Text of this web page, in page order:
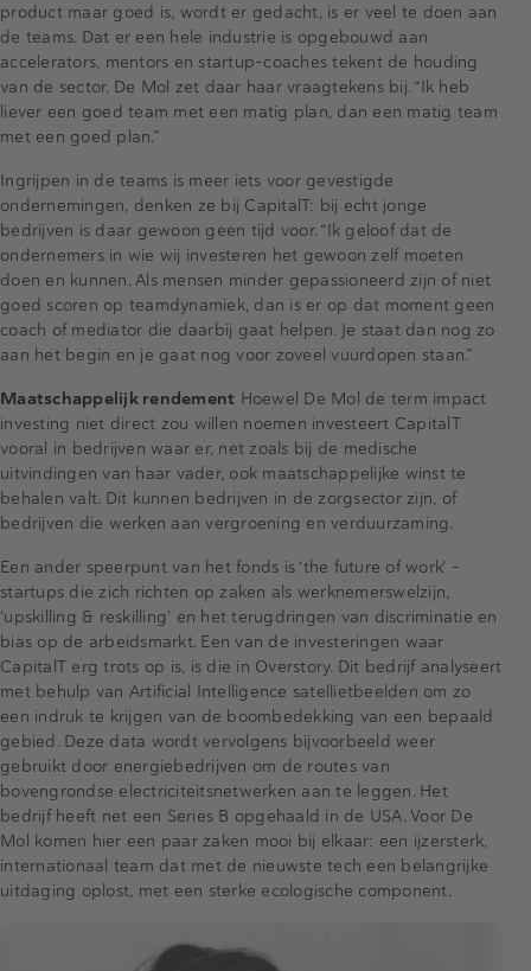
product maar goed is, wordt er gedacht, is er veel te doen aan
de teams. Dat er een hele industrie is opgebouwd aan
accelerators, mentors en startup-coaches tekent de houding
van de sector. De Mol zet daar haar vraagtekens bij. “Ik heb
liever een goed team met een matig plan, dan een matig team
met een goed plan.”
Ingrijpen in de teams is meer iets voor gevestigde
ondernemingen, denken ze bij CapitalT: bij echt jonge
bedrijven is daar gewoon geen tijd voor. “Ik geloof dat de
ondernemers in wie wij investeren het gewoon zelf moeten
doen en kunnen. Als mensen minder gepassioneerd zijn of niet
goed scoren op teamdynamiek, dan is er op dat moment geen
coach of mediator die daarbij gaat helpen. Je staat dan nog zo
aan het begin en je gaat nog voor zoveel vuurdopen staan.”
Maatschappelijk rendement Hoewel De Mol de term impact
investing niet direct zou willen noemen investeert CapitalT
vooral in bedrijven waar er, net zoals bij de medische
uitvindingen van haar vader, ook maatschappelijke winst te
behalen valt. Dit kunnen bedrijven in de zorgsector zijn, of
bedrijven die werken aan vergroening en verduurzaming.
Een ander speerpunt van het fonds is ‘the future of work’ -
startups die zich richten op zaken als werknemerswelzijn,
‘upskilling & reskilling’ en het terugdringen van discriminatie en
bias op de arbeidsmarkt. Een van de investeringen waar
CapitalT erg trots op is, is die in Overstory. Dit bedrijf analyseert
met behulp van Artificial Intelligence satellietbeelden om zo
een indruk te krijgen van de boombedekking van een bepaald
gebied. Deze data wordt vervolgens bijvoorbeeld weer
gebruikt door energiebedrijven om de routes van
bovengrondse electriciteitsnetwerken aan te leggen. Het
bedrijf heeft net een Series B opgehaald in de USA. Voor De
Mol komen hier een paar zaken mooi bij elkaar: een ijzersterk,
internationaal team dat met de nieuwste tech een belangrijke
uitdaging oplost, met een sterke ecologische component.